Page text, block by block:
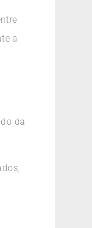
a
da